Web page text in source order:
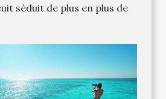
séduit de plus en plus de